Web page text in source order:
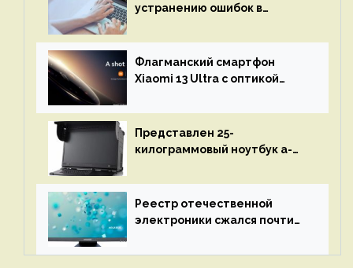
устранению ошибок в
остановится до полного
восстановления кода и
объяснит, что пошло не так
Флагманский смартфон
Xiaomi 13 Ultra с оптикой
представят 18 апреля
Представлен 25-
килограммовый ноутбук a-
до 3 Тбайт DDR5 и шесть
дисплеев
Реестр отечественной
электроники сжался почти